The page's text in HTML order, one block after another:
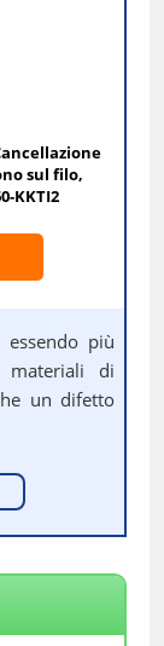
sul filo,
KKTI2
più
materiali di
un difetto